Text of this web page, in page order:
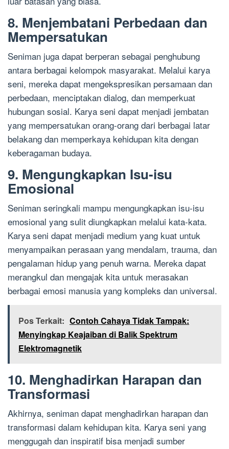
8. Menjembatani Perbedaan dan
Mempersatukan
Seniman juga dapat berperan sebagai penghubung
antara berbagai kelompok masyarakat. Melalui karya
seni, mereka dapat mengekspresikan persamaan dan
perbedaan, menciptakan dialog, dan memperkuat
hubungan sosial. Karya seni dapat menjadi jembatan
yang mempersatukan orang-orang dari berbagai latar
belakang dan memperkaya kehidupan kita dengan
keberagaman budaya.
9. Mengungkapkan Isu-isu
Emosional
Seniman seringkali mampu mengungkapkan isu-isu
emosional yang sulit diungkapkan melalui kata-kata.
Karya seni dapat menjadi medium yang kuat untuk
menyampaikan perasaan yang mendalam, trauma, dan
pengalaman hidup yang penuh warna. Mereka dapat
merangkul dan mengajak kita untuk merasakan
berbagai emosi manusia yang kompleks dan universal.
Pos Terkait: Contoh Cahaya Tidak Tampak:
Menyingkap Keajaiban di Balik Spektrum
Elektromagnetik
10. Menghadirkan Harapan dan
Transformasi
Akhirnya, seniman dapat menghadirkan harapan dan
transformasi dalam kehidupan kita. Karya seni yang
menggugah dan inspiratif bisa menjadi sumber